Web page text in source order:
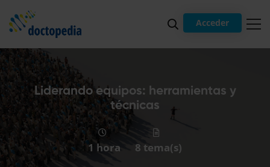
Acceder
Liderando equipos: herramientas y
técnicas
1 hora 8 tema(s)